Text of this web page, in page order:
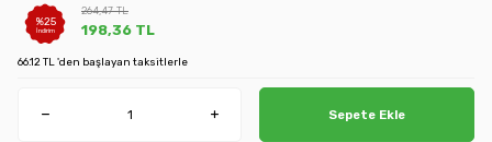
%25
İndirim
264,47TL
198,36 TL
66.12 TL 'den başlayan taksitlerle
Sepete Ekle